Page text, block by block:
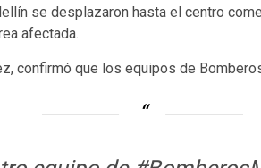
se desplazaron hasta el centro
afectada.
confirmó que los equipos de